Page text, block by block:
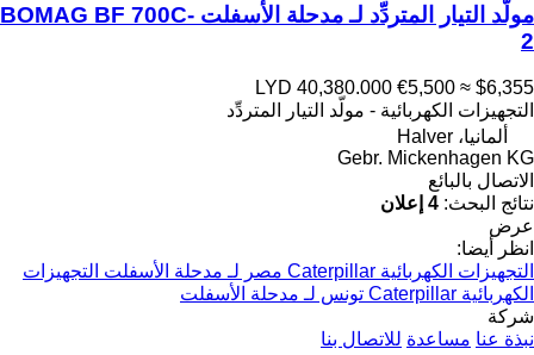
مولّد التيار المتردِّد لـ مدحلة الأسفلت BOMAG BF 700C-
2
LYD 40,380.000 €5,500 ≈ $6,355
التجهيزات الكهربائية - مولّد التيار المتردِّد
ألمانيا، Halver
Gebr. Mickenhagen KG
الاتصال بالبائع
نتائج البحث: 4 إعلان
عرض
انظر أيضا:
التجهيزات الكهربائية Caterpillar مصر لـ مدحلة الأسفلت
التجهيزات
الكهربائية Caterpillar تونس لـ مدحلة الأسفلت
شركة
نبذة عنا مساعدة للاتصال بنا